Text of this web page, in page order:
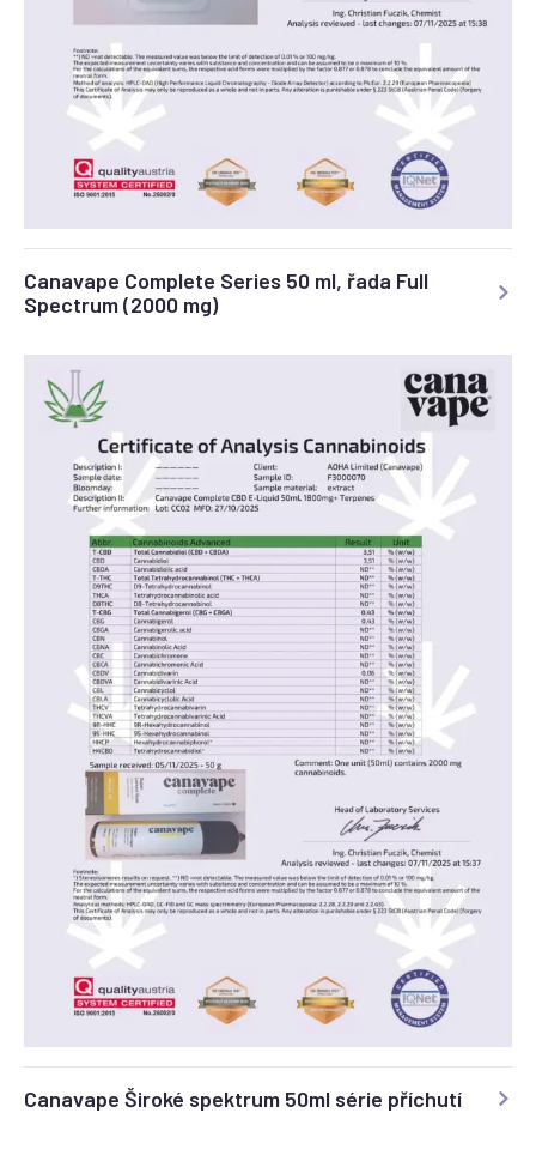
Canavape Complete Series 50 ml, řada Full
Spectrum (2000 mg)
Canavape Široké spektrum 50ml série příchutí